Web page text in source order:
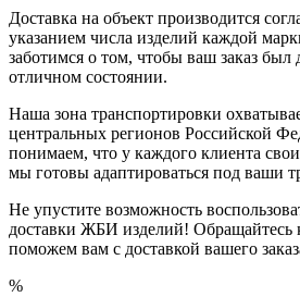
Доставка на объект производится
указанием числа изделий каждой
заботимся о том, чтобы ваш заказ был
отличном состоянии.
Наша зона транспортировки
центральных регионов Российской
понимаем, что у каждого клиента
мы готовы адаптироваться под ваши
Не упустите возможность
доставки ЖБИ изделий! Обращайтесь
поможем вам с доставкой вашего
%